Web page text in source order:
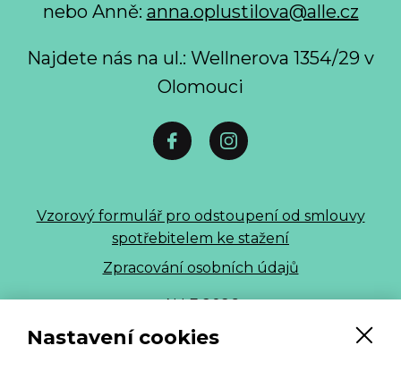
Nastavení cookies
nebo Anně: anna.oplustilova@alle.cz
Najdete nás na ul.: Wellnerova 1354/29 v
Olomouci
Vzorový formulář pro odstoupení od smlouvy
spotřebitelem ke stažení
Zpracování osobních údajů
ALLE 2026